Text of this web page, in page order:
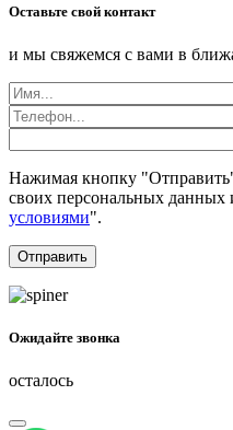
Оставьте свой контакт
и мы свяжемся с вами в
Нажимая кнопку
своих персональных данных
условиями".
Ожидайте звонка
осталось